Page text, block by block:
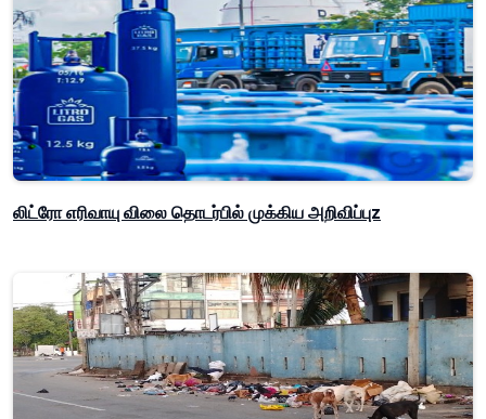
லிட்ரோ எரிவாயு விலை தொடர்பில் முக்கிய அறிவிப்புz